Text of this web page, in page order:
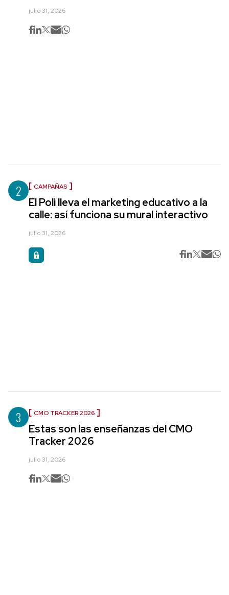
julio 31, 2026
2 CAMPAÑAS
El Poli lleva el marketing educativo a la
calle: así funciona su mural interactivo
julio 31, 2026
3 CMO TRACKER 2026
Estas son las enseñanzas del CMO
Tracker 2026
julio 31, 2026